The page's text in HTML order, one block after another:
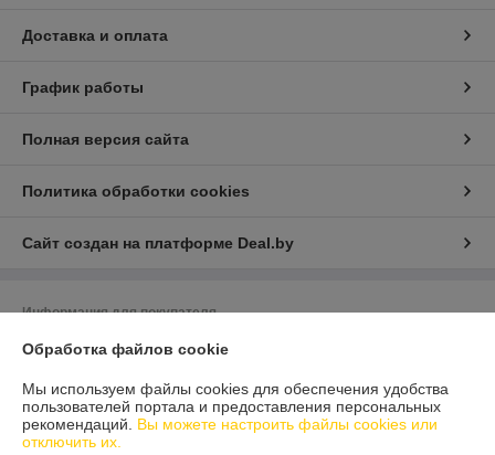
Доставка и оплата
График работы
Полная версия сайта
Политика обработки cookies
Сайт создан на платформе Deal.by
Информация для покупателя
Юридическое лицо:ООО "Белдормашзапчасть"
Регистрационный номер ЕГР: 191291019
УНП: 191291019
Обработка файлов cookie
Мы используем файлы cookies для обеспечения удобства
пользователей портала и предоставления персональных
рекомендаций. Вы можете настроить файлы cookies или
отключить их.